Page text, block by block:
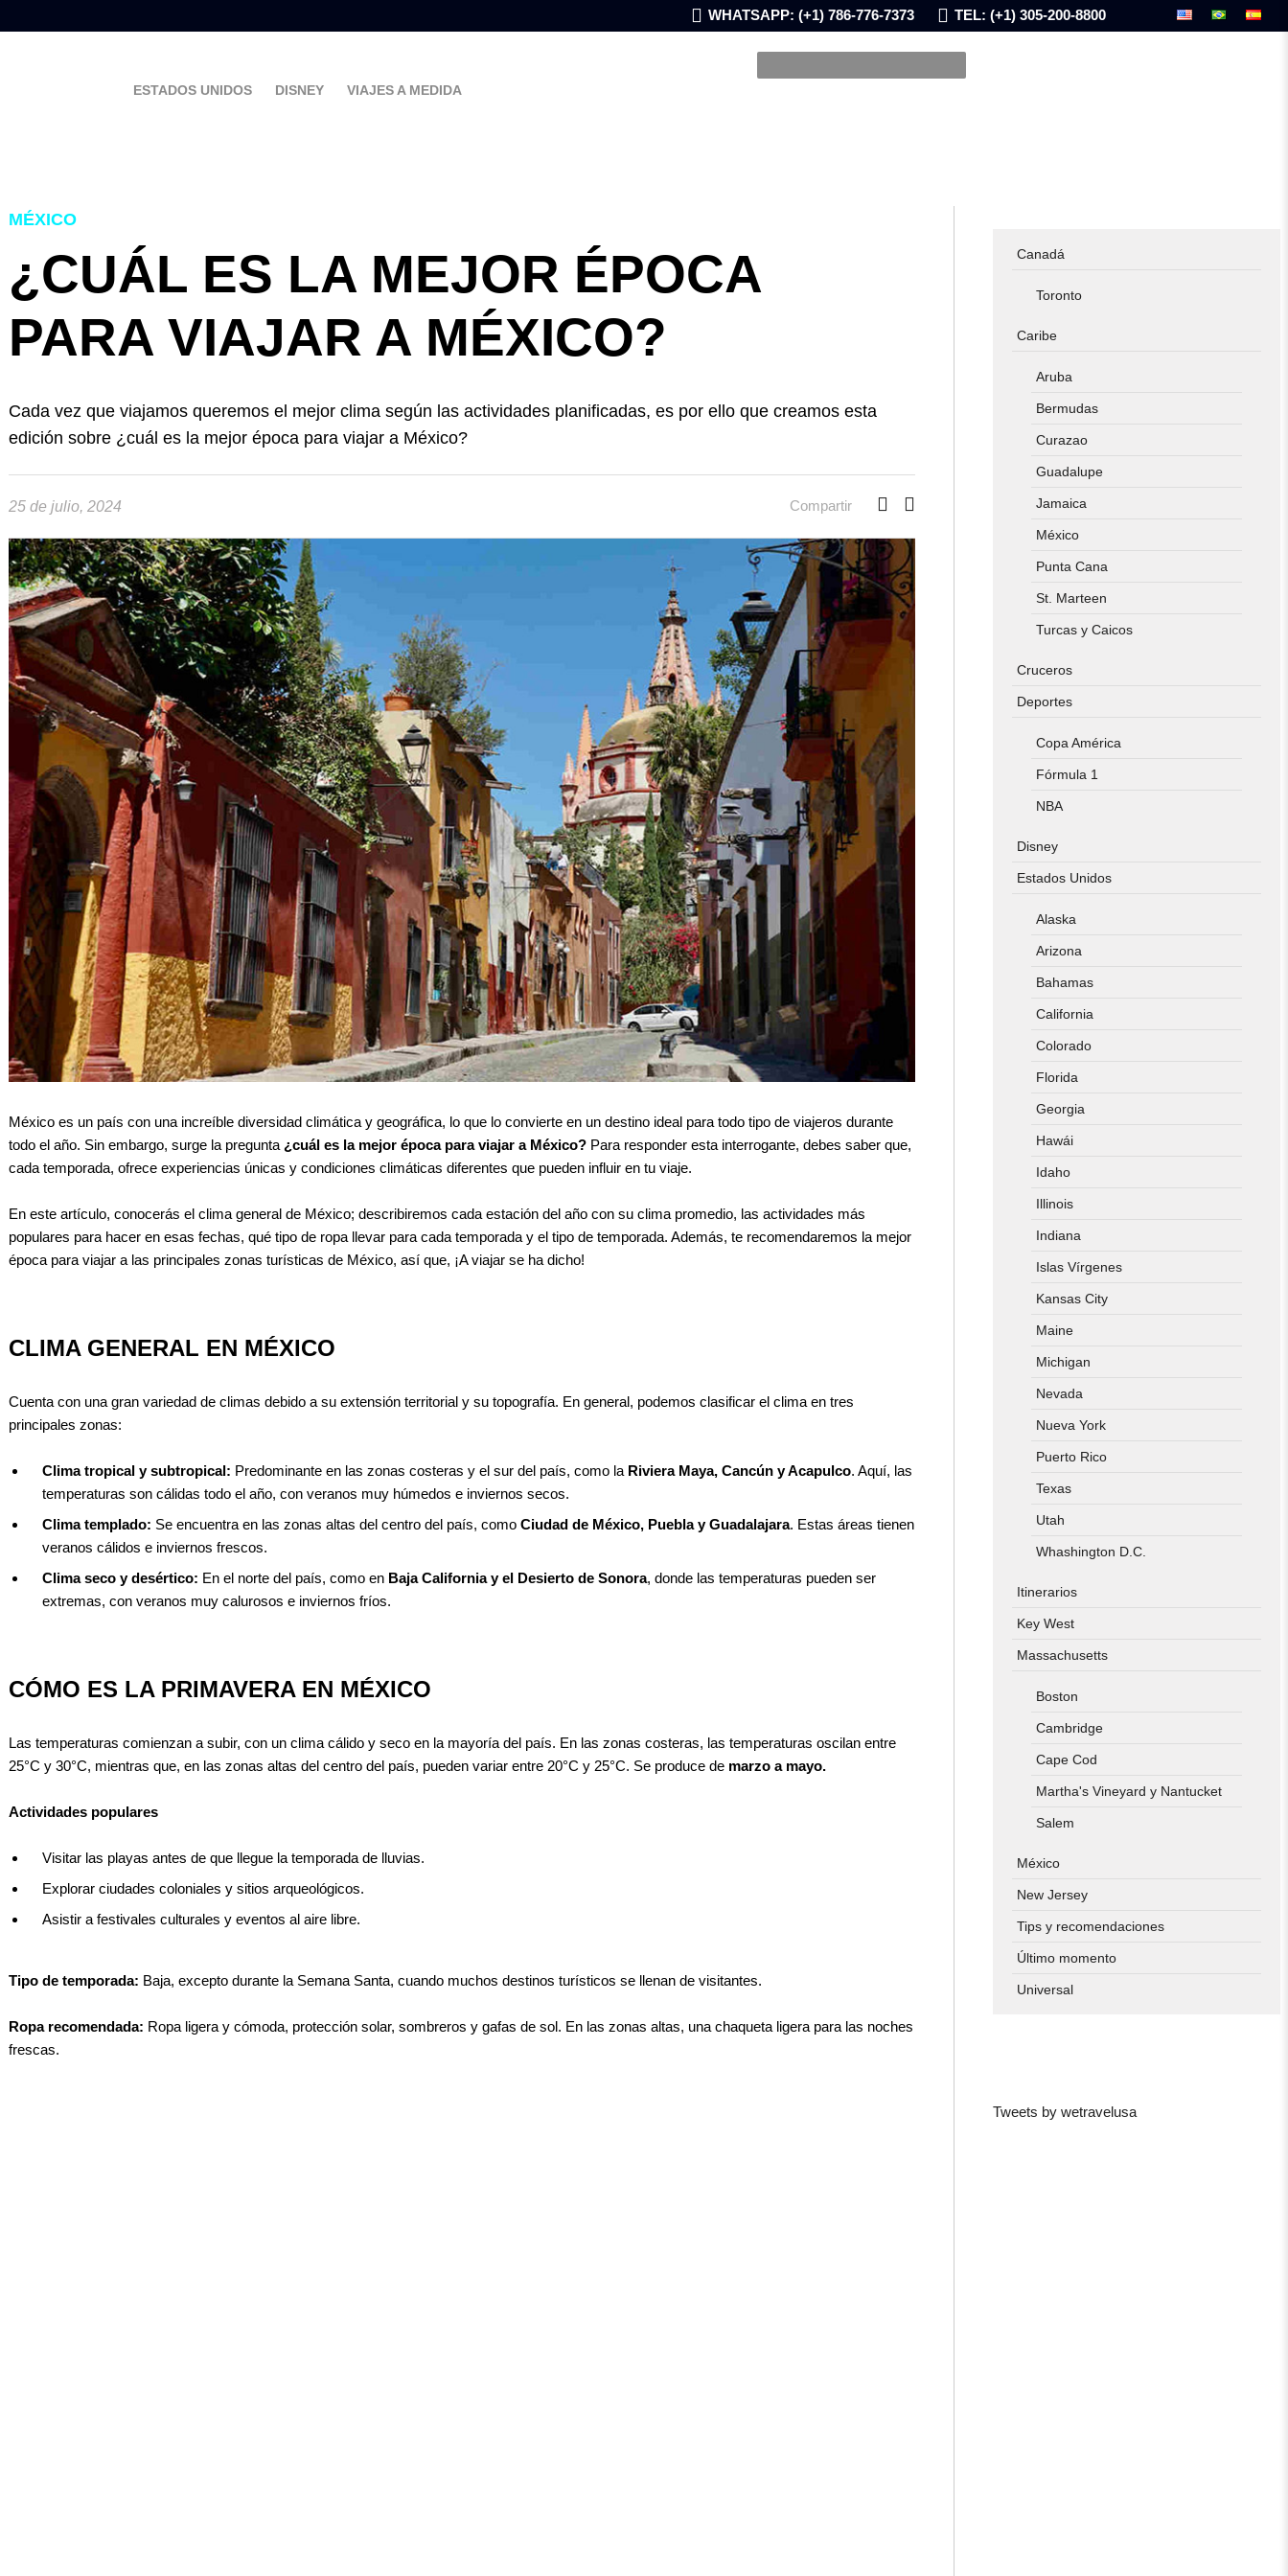
WHATSAPP: (+1) 786-776-7373 TEL: (+1) 305-200-8800
ESTADOS UNIDOS DISNEY VIAJES A MEDIDA
MÉXICO
¿CUÁL ES LA MEJOR ÉPOCA
PARA VIAJAR A MÉXICO?
Cada vez que viajamos queremos el mejor clima según las actividades planificadas, es por ello que creamos esta
edición sobre ¿cuál es la mejor época para viajar a México?
25 de julio, 2024 Compartir
México es un país con una increíble diversidad climática y geográfica, lo que lo convierte en un destino ideal para todo tipo de viajeros durante
todo el año. Sin embargo, surge la pregunta ¿cuál es la mejor época para viajar a México?Para responder esta interrogante, debes saber que,
cada temporada, ofrece experiencias únicas y condiciones climáticas diferentes que pueden influir en tu viaje.
En este artículo, conocerás el clima general de México; describiremos cada estación del año con su clima promedio, las actividades más
populares para hacer en esas fechas, qué tipo de ropa llevar para cada temporada y el tipo de temporada. Además, te recomendaremos la mejor
época para viajar a las principales zonas turísticas de México, así que, ¡A viajar se ha dicho!
CLIMA GENERAL EN MÉXICO
Cuenta con una gran variedad de climas debido a su extensión territorial y su topografía. En general, podemos clasificar el clima en tres
principales zonas:
Clima tropical y subtropical: Predominante en las zonas costeras y el sur del país, como la Riviera Maya, Cancún y Acapulco. Aquí, las
temperaturas son cálidas todo el año, con veranos muy húmedos e inviernos secos.
Clima templado: Se encuentra en las zonas altas del centro del país, como Ciudad de México, Puebla y Guadalajara. Estas áreas tienen
veranos cálidos e inviernos frescos.
Clima seco y desértico: En el norte del país, como en Baja California y el Desierto de Sonora, donde las temperaturas pueden ser
extremas, con veranos muy calurosos e inviernos fríos.
CÓMO ES LA PRIMAVERA EN MÉXICO
Las temperaturas comienzan a subir, con un clima cálido y seco en la mayoría del país. En las zonas costeras, las temperaturas oscilan entre
25°C y 30°C, mientras que, en las zonas altas del centro del país, pueden variar entre 20°C y 25°C. Se produce demarzo a mayo.
Actividades populares
Visitar las playas antes de que llegue la temporada de lluvias.
Explorar ciudades coloniales y sitios arqueológicos.
Asistir a festivales culturales y eventos al aire libre.
Tipo de temporada: Baja, excepto durante la Semana Santa, cuando muchos destinos turísticos se llenan de visitantes.
Ropa recomendada: Ropa ligera y cómoda, protección solar, sombreros y gafas de sol. En las zonas altas, una chaqueta ligera para las noches
frescas.
Canadá
Toronto
Caribe
Aruba
Bermudas
Curazao
Guadalupe
Jamaica
México
Punta Cana
St. Marteen
Turcas y Caicos
Cruceros
Deportes
Copa América
Fórmula 1
NBA
Disney
Estados Unidos
Alaska
Arizona
Bahamas
California
Colorado
Florida
Georgia
Hawái
Idaho
Illinois
Indiana
Islas Vírgenes
Kansas City
Maine
Michigan
Nevada
Nueva York
Puerto Rico
Texas
Utah
Whashington D.C.
Itinerarios
Key West
Massachusetts
Boston
Cambridge
Cape Cod
Martha's Vineyard y Nantucket
Salem
México
New Jersey
Tips y recomendaciones
Último momento
Universal
Tweets by wetravelusa